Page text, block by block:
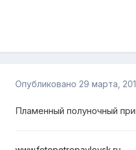
Опубликовано 29 марта,
Пламенный полуночный